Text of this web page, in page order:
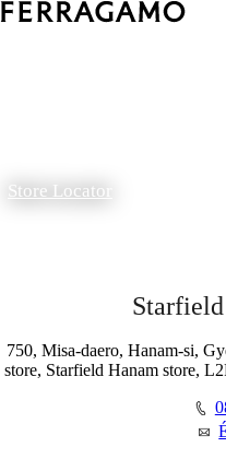
Store Locator
750, Misa-daero, Hanam-si,
store, Starfield Hanam store,